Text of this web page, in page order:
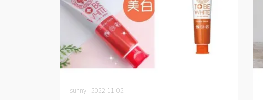
sunny | 2022-11-02